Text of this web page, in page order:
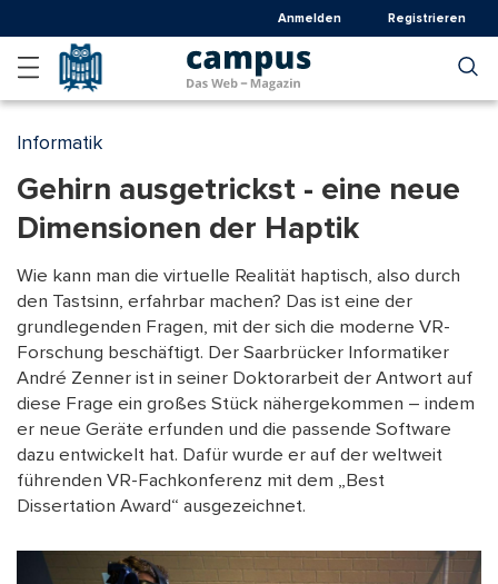
zum
Inhalt
Anmelden Registrieren
Informatik
Gehirn ausgetrickst - eine neue
Dimensionen der Haptik
Wie kann man die virtuelle Realität haptisch, also durch
den Tastsinn, erfahrbar machen? Das ist eine der
grundlegenden Fragen, mit der sich die moderne VR-
Forschung beschäftigt. Der Saarbrücker Informatiker
André Zenner ist in seiner Doktorarbeit der Antwort auf
diese Frage ein großes Stück nähergekommen – indem
er neue Geräte erfunden und die passende Software
dazu entwickelt hat. Dafür wurde er auf der weltweit
führenden VR-Fachkonferenz mit dem „Best
Dissertation Award“ ausgezeichnet.